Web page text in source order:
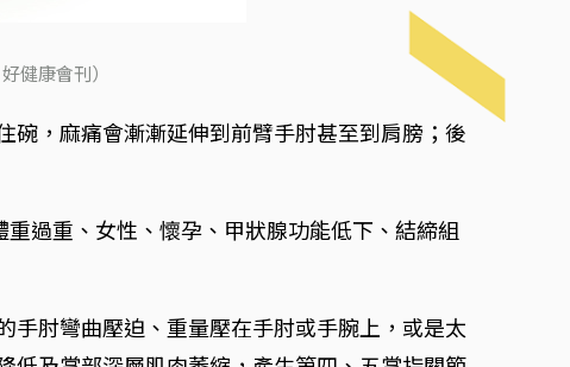
健康會刊）
碗，麻痛會漸漸延伸到前臂手肘甚至到肩膀；後
過重、女性、懷孕、甲狀腺功能低下、結締組
手肘彎曲壓迫、重量壓在手肘或手腕上，或是太